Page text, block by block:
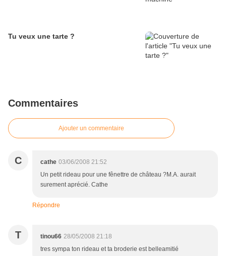
Tu veux une tarte ?
Commentaires
Ajouter un commentaire
C cathe 03/06/2008 21:52
Un petit rideau pour une fênettre de château ?M.A. aurait
surement aprécié. Cathe
Répondre
T tinou66 28/05/2008 21:18
tres sympa ton rideau et ta broderie est belleamitié